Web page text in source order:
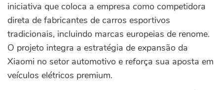
iniciativa que coloca a empresa como competidora
direta de fabricantes de carros esportivos
tradicionais, incluindo marcas europeias de renome.
O projeto integra a estratégia de expansão da
Xiaomi no setor automotivo e reforça sua aposta em
veículos elétricos premium.